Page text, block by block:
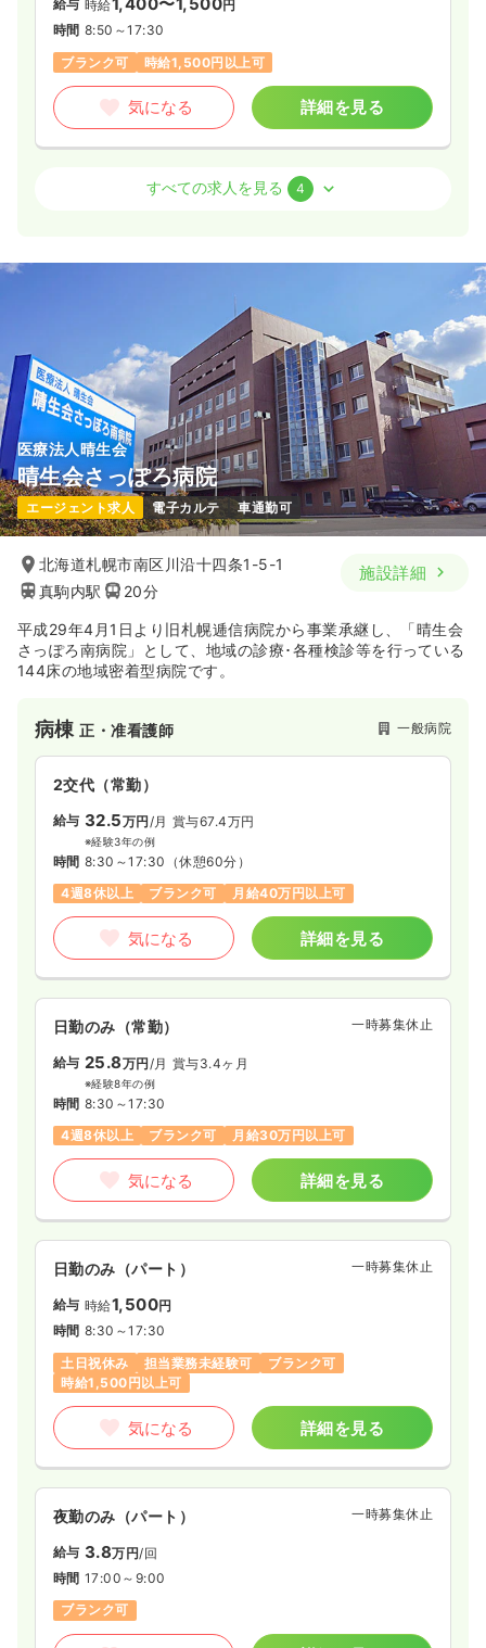
給与 時給1,400〜1,500円
時間 8:50～17:30
ブランク可
時給1,500円以上可
気になる 詳細を見る
担当業務未経験可 時給1,500円以上可
気になる 詳細を見る
日勤のみ（常勤） 一時募集休止
給与 28.0万円/月 賞与3.7ヶ月
※経験8年の例
時間 8:30～17:10
日祝休み
担当業務未経験可 月給28万円以上可
気になる 詳細を見る
給与 25.8万円〜
時間 8:50～17:30
土日休み
オンコールあり
気になる 詳細を見る
内視鏡正看護師
30.7万円/月
※経験16年の例
時間 8:30～17:10
土日祝休み
オンコールあり
担当業務未経験可
月給30万円以上可
気になる 詳細を見る
すべての求人を見る 4
医療法人晴生会
晴生会さっぽろ病院
エージェント求人 電子カルテ 車通勤可
北海道札幌市南区川沿十四条1-5-1
真駒内駅
20分
施設詳細
平成29年4月1日より旧札幌逓信病院から事業承継し、「晴生会
さっぽろ南病院」として、地域の診療･各種検診等を行っている
144床の地域密着型病院です。
病棟正・准看護師 一般病院
2交代（常勤）
給与 32.5万円 /月 賞与67.4万円
※経験3年の例
時間 8:30～17:30 （休憩60分）
4週8休以上
ブランク可 月給40万円以上可
気になる 詳細を見る
日勤のみ（常勤） 一時募集休止
給与 25.8万円/月 賞与3.4ヶ月
※経験8年の例
時間 8:30～17:30
4週8休以上
ブランク可 月給30万円以上可
気になる 詳細を見る
日勤のみ（パート） 一時募集休止
給与 時給1,500円
時間 8:30～17:30
土日祝休み
担当業務未経験可
ブランク可
時給1,500円以上可
気になる 詳細を見る
夜勤のみ（パート） 一時募集休止
給与 3.8万円/回
時間 17:00～9:00
ブランク可